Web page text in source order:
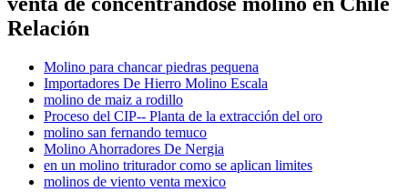
Relación
Molino para chancar piedras pequena
Importadores De Hierro Molino Escala
molino de maiz a rodillo
Proceso del CIP-- Planta de la extracción del oro
molino san fernando temuco
Molino Ahorradores De Nergia
en un molino triturador como se aplican limites
molinos de viento venta mexico